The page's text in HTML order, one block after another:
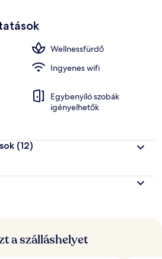
Wellnessfürdő
Ingyenes wifi
Egybenyíló szobák
igényelhetők
(12)
a szálláshelyet